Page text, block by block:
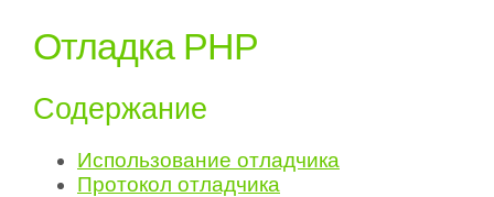
Отладка PHP
Содержание
Использование отладчика
Протокол отладчика